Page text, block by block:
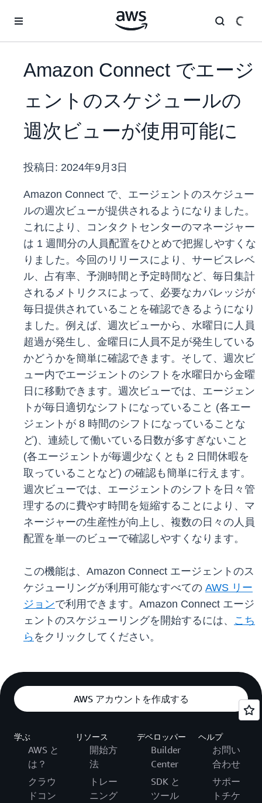
Amazon Connect でエージ
ェントのスケジュールの
週次ビューが使用可能に
投稿日: 2024年9月3日
Amazon Connect で、エージェントのスケジュー
ルの週次ビューが提供されるようになりました。
これにより、コンタクトセンターのマネージャー
は 1 週間分の人員配置をひとめで把握しやすくな
りました。今回のリリースにより、サービスレベ
ル、占有率、予測時間と予定時間など、毎日集計
されるメトリクスによって、必要なカバレッジが
毎日提供されていることを確認できるようになり
ました。例えば、週次ビューから、水曜日に人員
超過が発生し、金曜日に人員不足が発生している
かどうかを簡単に確認できます。そして、週次ビ
ュー内でエージェントのシフトを水曜日から金曜
日に移動できます。週次ビューでは、エージェン
トが毎日適切なシフトになっていること (各エー
ジェントが 8 時間のシフトになっていることな
ど)、連続して働いている日数が多すぎないこと
(各エージェントが毎週少なくとも 2 日間休暇を
取っていることなど) の確認も簡単に行えます。
週次ビューでは、エージェントのシフトを日々管
理するのに費やす時間を短縮することにより、マ
ネージャーの生産性が向上し、複数の日々の人員
配置を単一のビューで確認しやすくなります。
この機能は、Amazon Connect エージェントのス
ケジューリングが利用可能なすべての AWS リー
ジョンで利用できます。Amazon Connect エージ
ェントのスケジューリングを開始するには、 こち
ら をクリックしてください。
AWS アカウントを作成する
学ぶ
AWS と
は？
クラウ
ドコン
リソース
開始方
法
トレー
ニング
デベロッパー
Builder
Center
SDK と
ツール
ヘルプ
お問い
合わせ
サポー
トチケ